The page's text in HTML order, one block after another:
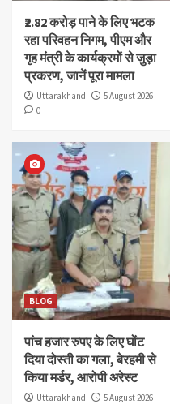
₹2.82 करोड़ पाने के लिए भटक
रहा परिवहन निगम, पीएम और
गृह मंत्री के कार्यक्रमों से जुड़ा
प्रकरण, जानें पूरा मामला
Uttarakhand
5 August 2026
0
BLOG
पांच हजार रुपए के लिए घोंट
दिया दोस्ती का गला, बेरहमी से
किया मर्डर, आरोपी अरेस्ट
Uttarakhand
5 August 2026